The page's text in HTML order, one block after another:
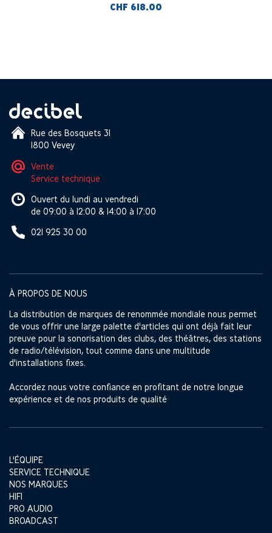
flexible et évolutive, installation en desktop ou
CHF 618.00
Rue des Bosquets 31
1800 Vevey
Vente
Service technique
Ouvert du lundi au vendredi
de 09:00 à 12:00 & 14:00 à 17:00
021 925 30 00
À PROPOS DE NOUS
La distribution de marques de renommée mondiale nous permet
de vous offrir une large palette d'articles qui ont déjà fait leur
preuve pour la sonorisation des clubs, des théâtres, des stations
de radio/télévision, tout comme dans une multitude
d'installations fixes.
Accordez nous votre confiance en profitant de notre longue
expérience et de nos produits de qualité
L'ÉQUIPE
SERVICE TECHNIQUE
NOS MARQUES
HIFI
PRO AUDIO
BROADCAST